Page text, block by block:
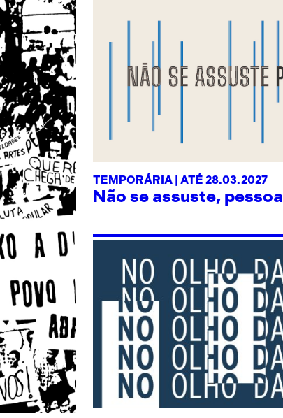
TEMPORÁRIA | ATÉ 28.03.2027
Não se assuste, pessoa